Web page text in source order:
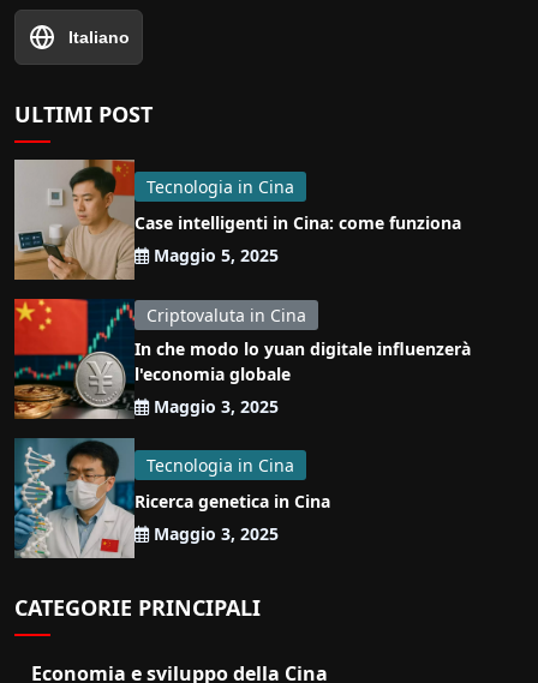
Italiano
ULTIMI POST
Tecnologia in Cina
Case intelligenti in Cina: come funziona
Maggio 5, 2025
Criptovaluta in Cina
In che modo lo yuan digitale influenzerà
l'economia globale
Maggio 3, 2025
Tecnologia in Cina
Ricerca genetica in Cina
Maggio 3, 2025
CATEGORIE PRINCIPALI
Economia e sviluppo della Cina